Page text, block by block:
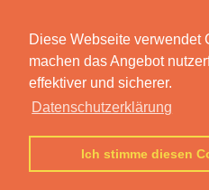
Diese Webseite verwendet
machen das Angebot
effektiver und sicherer.
Datenschutzerklärung
Ich stimme diesen